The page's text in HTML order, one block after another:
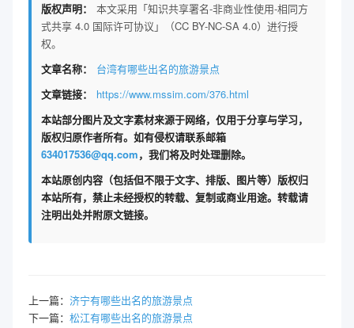
版权声明：
本文采用「知识共享署名-非商业性使用-相同方
式共享 4.0 国际许可协议」（CC BY-NC-SA 4.0）进行授
权。
文章名称：
台湾有哪些出名的旅游景点
文章链接：
https://www.mssim.com/376.html
本站部分图片及文字素材来源于网络，仅用于分享与学习，
版权归原作者所有。如有侵权请联系邮箱
634017536@qq.com，我们将及时处理删除。
本站原创内容（包括但不限于文字、排版、图片等）版权归
本站所有，禁止未经授权的转载、复制或商业用途。转载请
注明出处并附原文链接。
上一篇： 济宁有哪些出名的旅游景点
下一篇： 松江有哪些出名的旅游景点